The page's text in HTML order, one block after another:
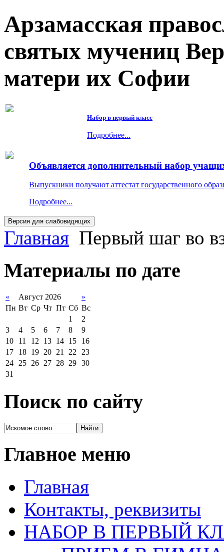
Арзамасская
святых мучениц
матери их Софии
Набор в первый класс
Подробнее...
Объявляется дополнительный набор
Выпускники получают аттестат государственного
Подробнее...
Главная Первый шаг во
Материалы по дате
« Август 2026
»
Пн Вт Ср Чт Пт Сб Вс
1
2
3
4 5 6 7 8
9
10
11 12 13 14 15
16
17
18 19 20 21 22
23
24
25 26 27 28 29 30
31
Поиск по сайту
Главное меню
Главная
Контакты, реквизиты
НАБОР В ПЕРВЫЙ